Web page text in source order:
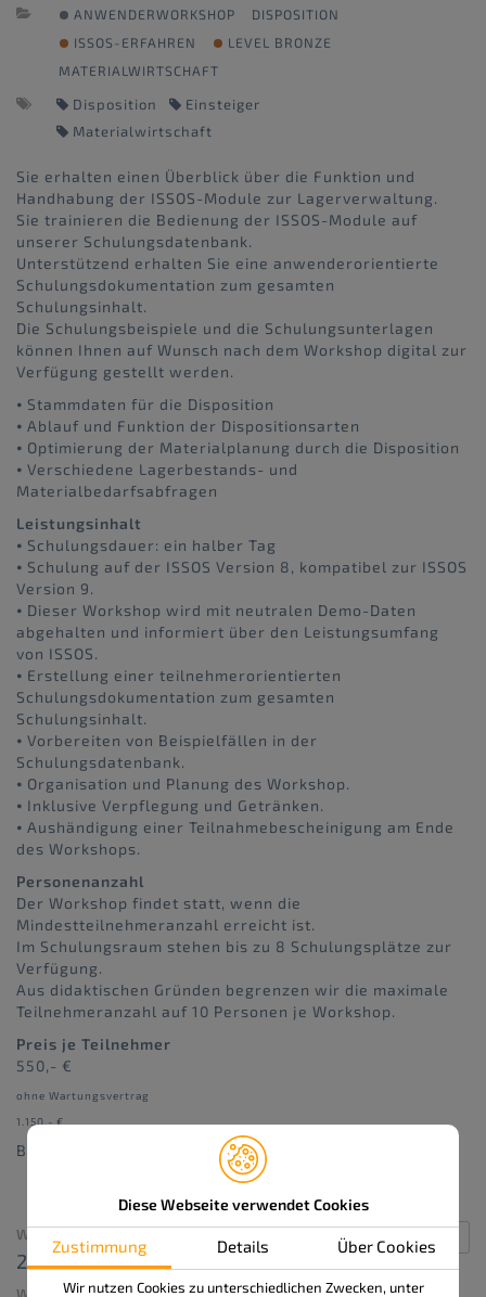
Diese Webseite verwendet Cookies
Zustimmung Details Über Cookies
Wir nutzen Cookies zu unterschiedlichen Zwecken, unter
ANWENDERWORKSHOP
DISPOSITION
ISSOS-ERFAHREN
LEVEL BRONZE
MATERIALWIRTSCHAFT
Disposition
Einsteiger
Materialwirtschaft
Sie erhalten einen Überblick über die Funktion und
Handhabung der ISSOS-Module zur Lagerverwaltung.
Sie trainieren die Bedienung der ISSOS-Module auf
unserer Schulungsdatenbank.
Unterstützend erhalten Sie eine anwenderorientierte
Schulungsdokumentation zum gesamten
Schulungsinhalt.
Die Schulungsbeispiele und die Schulungsunterlagen
können Ihnen auf Wunsch nach dem Workshop digital zur
Verfügung gestellt werden.
⦁ Stammdaten für die Disposition
⦁ Ablauf und Funktion der Dispositionsarten
⦁ Optimierung der Materialplanung durch die Disposition
⦁ Verschiedene Lagerbestands- und
Materialbedarfsabfragen
Leistungsinhalt
⦁ Schulungsdauer: ein halber Tag
⦁ Schulung auf der ISSOS Version 8, kompatibel zur ISSOS
Version 9.
⦁ Dieser Workshop wird mit neutralen Demo-Daten
abgehalten und informiert über den Leistungsumfang
von ISSOS.
⦁ Erstellung einer teilnehmerorientierten
Schulungsdokumentation zum gesamten
Schulungsinhalt.
⦁ Vorbereiten von Beispielfällen in der
Schulungsdatenbank.
⦁ Organisation und Planung des Workshop.
⦁ Inklusive Verpflegung und Getränken.
⦁ Aushändigung einer Teilnahmebescheinigung am Ende
des Workshops.
Personenanzahl
Der Workshop findet statt, wenn die
Mindestteilnehmeranzahl erreicht ist.
Im Schulungsraum stehen bis zu 8 Schulungsplätze zur
Verfügung.
Aus didaktischen Gründen begrenzen wir die maximale
Teilnehmeranzahl auf 10 Personen je Workshop.
Preis je Teilnehmer
550,- €
ohne Wartungsvertrag
1.150,- €
Bestellnummer: 414-E
WANN:
24. Juli 2026 um 9:00 – 12:30